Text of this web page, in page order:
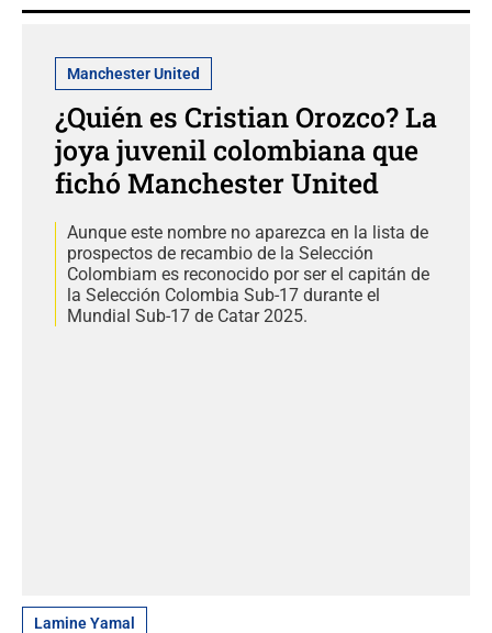
Manchester United
¿Quién es Cristian Orozco? La
joya juvenil colombiana que
fichó Manchester United
Aunque este nombre no aparezca en la lista de
prospectos de recambio de la Selección
Colombiam es reconocido por ser el capitán de
la Selección Colombia Sub-17 durante el
Mundial Sub-17 de Catar 2025.
Lamine Yamal